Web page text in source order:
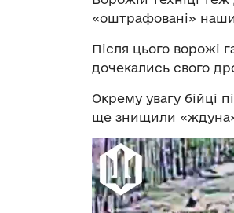
«оштрафовані»
Після цього ворожі
дочекались свого
Окрему увагу бійці
ще знищили
Відеопрогравач